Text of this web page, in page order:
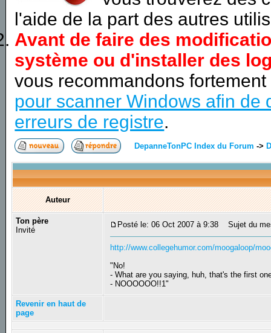
l'aide de la part des autres
Avant de faire des
système ou d'installer des
vous recommandons
pour scanner Windows afin de
erreurs de registre.
DepanneTonPC Index du Forum ->
Auteur
Ton père
Invité
Posté le: 06 Oct 2007 à 9:38 Sujet du
http://www.collegehumor.com/moogaloop/
"No!
- What are you saying, huh, that's the first
- NOOOOOO!!1"
Revenir en haut de
page